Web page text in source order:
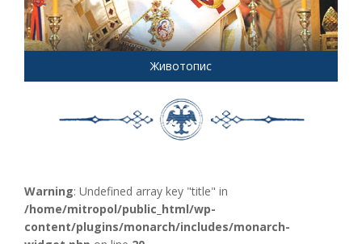
Животопис
Warning: Undefined array key "title" in
/home/mitropol/public_html/wp-
content/plugins/monarch/includes/monarch-